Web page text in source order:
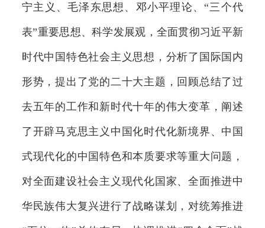
宁主义、毛泽东思想、邓小平理论、“三个代
表”重要思想、科学发展观，全面贯彻习近平新
时代中国特色社会主义思想，分析了国际国内
形势，提出了党的二十大主题，回顾总结了过
去五年的工作和新时代十年的伟大变革，阐述
了开辟马克思主义中国化时代化新境界、中国
式现代化的中国特色和本质要求等重大问题，
对全面建设社会主义现代化国家、全面推进中
华民族伟大复兴进行了战略谋划，对统筹推进